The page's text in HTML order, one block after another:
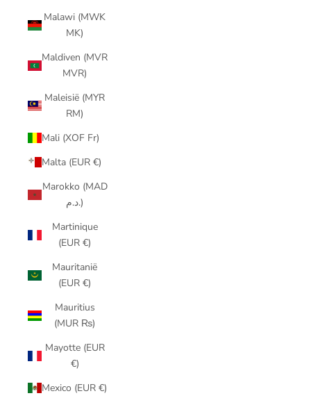
Malawi (MWK
MK)
Maldiven (MVR
MVR)
Maleisië (MYR
RM)
Mali (XOF Fr)
Malta (EUR €)
Marokko (MAD
د.م.)
Martinique
(EUR €)
Mauritanië
(EUR €)
Mauritius
(MUR ₨)
Mayotte (EUR
€)
Mexico (EUR €)